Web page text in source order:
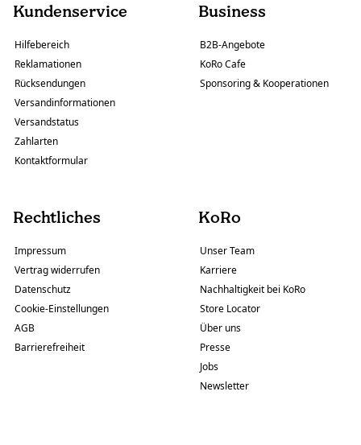
Kundenservice
Hilfebereich
Reklamationen
Rücksendungen
Versandinformationen
Versandstatus
Zahlarten
Kontaktformular
Business
B2B-Angebote
KoRo Cafe
Sponsoring & Kooperationen
Rechtliches
Impressum
Vertrag widerrufen
Datenschutz
Cookie-Einstellungen
AGB
Barrierefreiheit
KoRo
Unser Team
Karriere
Nachhaltigkeit bei KoRo
Store Locator
Über uns
Presse
Jobs
Newsletter